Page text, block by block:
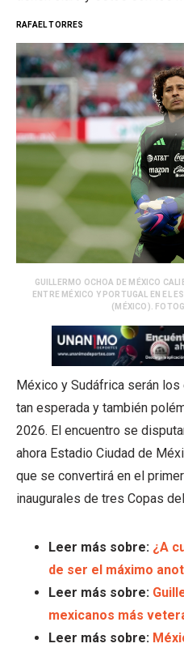
RAFAEL TORRES
GUILLERMO OCHOA DE MÉXICO
ENTRE MÉXICO Y PORTUGAL EN EL
(MÉXICO).
México y Sudáfrica serán
tan esperada y también
2026. El encuentro se
ahora Estadio Ciudad de
que se convertirá en el
inaugurales de tres Copas
Leer más sobre: ¿A
de ser el máximo
Leer más sobre:
mexicanos más
Leer más sobre: